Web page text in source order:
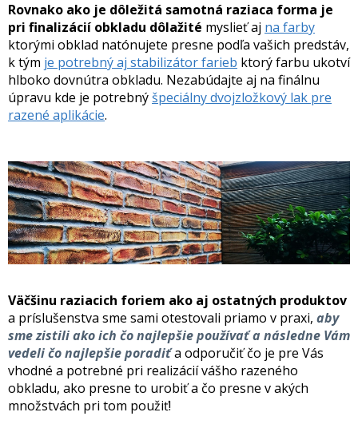
Rovnako ako je dôležitá samotná raziaca forma je
pri finalizácií obkladu dôlažité myslieť aj na farby
ktorými obklad natónujete presne podľa vašich predstáv,
k tým je potrebný aj stabilizátor farieb ktorý farbu ukotví
hlboko dovnútra obkladu. Nezabúdajte aj na finálnu
úpravu kde je potrebnýšpeciálny dvojzložkový lak pre
razené aplikácie.
Väčšinu raziacich foriem ako aj ostatných produktov
a príslušenstva sme sami otestovali priamo v praxi, aby
sme zistili ako ich čo najlepšie používať a následne Vám
vedeli čo najlepšie poradiťa odporučiť čo je pre Vás
vhodné a potrebné pri realizácií vášho razeného
obkladu, ako presne to urobiť a čo presne v akých
množstvách pri tom použiť!